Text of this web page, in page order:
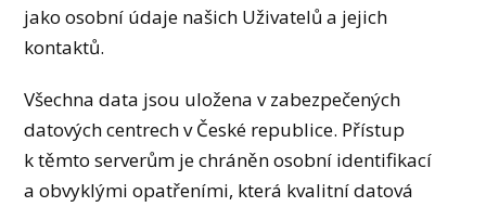
jako osobní údaje našich Uživatelů a jejich
kontaktů.
Všechna data jsou uložena v zabezpečených
datových centrech v České republice. Přístup
k těmto serverům je chráněn osobní identifikací
a obvyklými opatřeními, která kvalitní datová